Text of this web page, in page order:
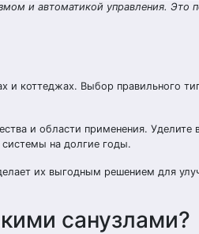
и автоматикой управления. Это
и коттеджах. Выбор правильного
и области применения. Уделите
на долгие годы.
их выгодным решением для
санузлами?